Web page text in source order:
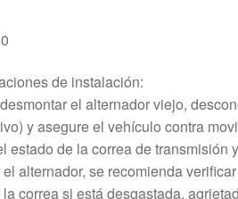
de instalación:
el alternador viejo,
y asegure el vehículo contra
estado de la correa de transmisión
alternador, se recomienda
correa si está desgastada,